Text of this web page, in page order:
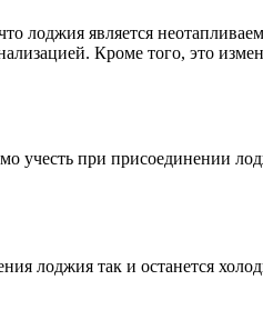
лоджия является
Кроме того, это
учесть при присоединении
лоджия так и останется